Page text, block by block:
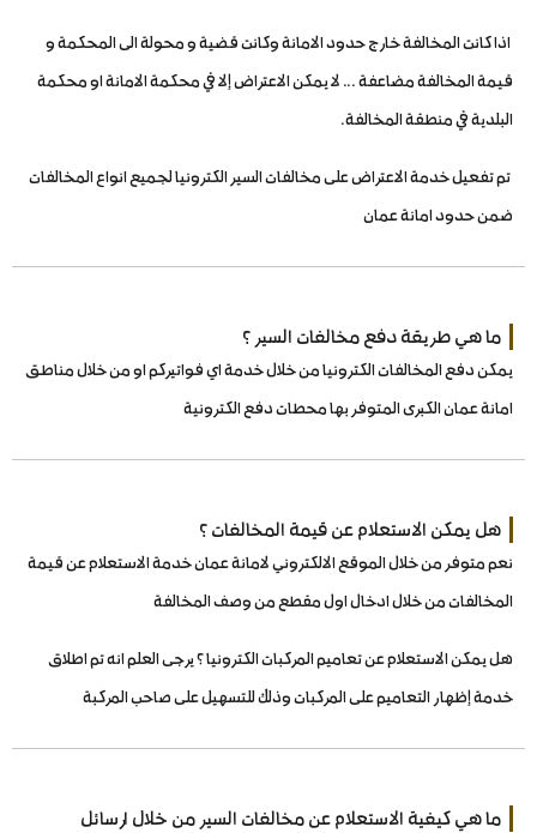
اذا كانت المخالفة خارج حدود الامانة وكانت قضية و محولة الى المحكمة و
قيمة المخالفة مضاعفة ... لا يمكن الاعتراض إلا في محكمة الامانة او محكمة
البلدية في منطقة المخالفة.
تم تفعيل خدمة الاعتراض على مخالفات السير الكترونيا لجميع انواع المخالفات
ضمن حدود امانة عمان
ما هي طريقة دفع مخالفات السير ؟
يمكن دفع المخالفات الكترونيا من خلال خدمة اي فواتيركم او من خلال مناطق
امانة عمان الكبرى المتوفر بها محطات دفع الكترونية
هل يمكن الاستعلام عن قيمة المخالفات ؟
نعم متوفر من خلال الموقع الالكتروني لامانة عمان خدمة الاستعلام عن قيمة
المخالفات من خلال ادخال اول مقطع من وصف المخالفة
هل يمكن الاستعلام عن تعاميم المركبات الكترونيا ؟ يرجى العلم انه تم اطلاق
خدمة إظهار التعاميم على المركبات وذلك للتسهيل على صاحب المركبة
ما هي كيفية الاستعلام عن مخالفات السير من خلال ارسائل